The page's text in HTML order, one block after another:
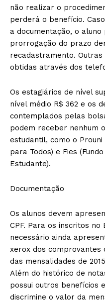
não realizar o
perderá o benefício.
a documentação, o
prorrogação do prazo
recadastramento.
obtidas através dos
Os estagiários de nível
nível médio R$ 362 e os
contemplados pelas
podem receber nenhum
estudantil, como o
para Todos) e Fies
Estudante).
Documentação
Os alunos devem
CPF. Para os inscritos no
necessário ainda
xerox dos comprovantes
das mensalidades de
Além do histórico de
possui outros benefícios
discrimine o valor da